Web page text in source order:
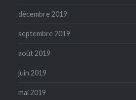
décembre 2019
septembre 2019
août 2019
juin 2019
mai 2019